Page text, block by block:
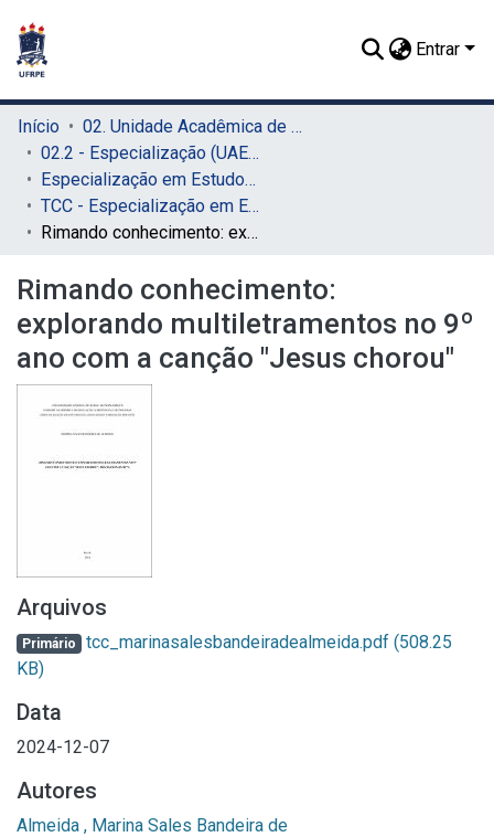
Entrar
Início
02. Unidade Acadêmica de Educação a Distância e Tecnologia (UAEADTec)
02.2 - Especialização (UAEADTec)
Especialização em Estudos da Linguagem e Formação Docente (UAEADTec)
TCC - Especialização em Estudos da Linguagem e Formação Docente (UAEADTec)
Rimando conhecimento: explorando multiletramentos no 9º ano com a canção "Jesus chorou"
Rimando conhecimento:
explorando multiletramentos no 9º
ano com a canção "Jesus chorou"
Arquivos
Primário tcc_marinasalesbandeiradealmeida.pdf (508.25
KB)
Data
2024-12-07
Autores
Almeida , Marina Sales Bandeira de